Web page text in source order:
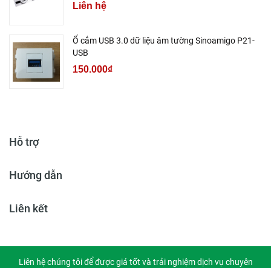
Liên hệ
Ổ cắm USB 3.0 dữ liệu âm tường Sinoamigo P21-
USB
150.000₫
Hỗ trợ
Hướng dẫn
Liên kết
Liên hệ chúng tôi để được giá tốt và trải nghiệm dịch vụ chuyên